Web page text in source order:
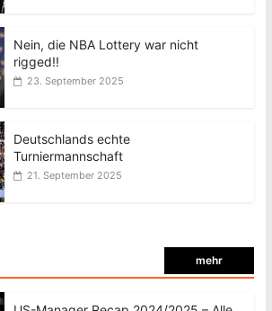
Nein, die NBA Lottery war nicht
rigged!!
23. September 2025
Deutschlands echte
Turniermannschaft
21. September 2025
mehr